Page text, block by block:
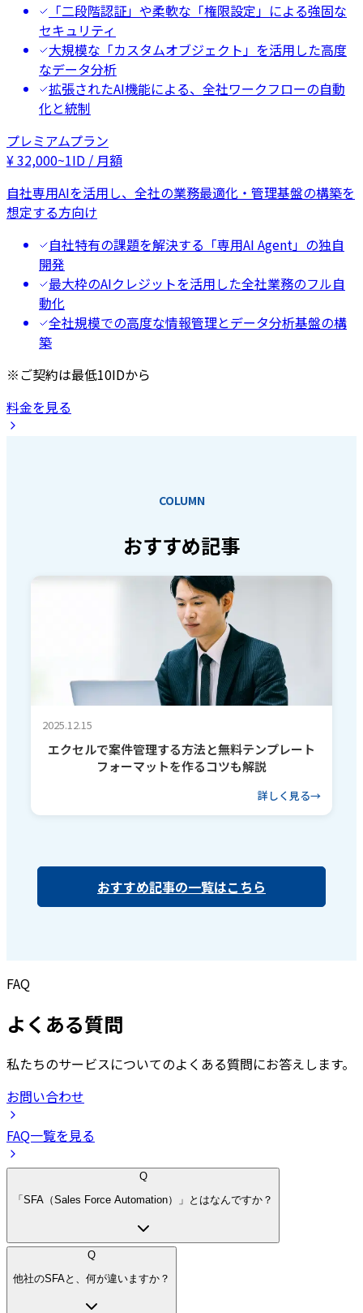
「二段階認証」や柔軟な「権限設定」による強固な
セキュリティ
大規模な「カスタムオブジェクト」を活用した高度
なデータ分析
拡張されたAI機能による、全社ワークフローの自動
化と統制
プレミアムプラン
¥32,000~1ID / 月額
自社専用AIを活用し、全社の業務最適化・管理基盤の構築を
想定する方向け
自社特有の課題を解決する「専用AI Agent」の独自
開発
最大枠のAIクレジットを活用した全社業務のフル自
動化
全社規模での高度な情報管理とデータ分析基盤の構
築
※ご契約は最低10IDから
料金を見る
COLUMN
おすすめ記事
2025.12.15
エクセルで案件管理する方法と無料テンプレート
フォーマットを作るコツも解説
詳しく見る
おすすめ記事の一覧はこちら
FAQ
よくある質問
私たちのサービスについてのよくある質問にお答えします。
お問い合わせ
FAQ一覧を見る
Q
「SFA（Sales Force Automation）」とはなんですか？
Q
他社のSFAと、何が違いますか？